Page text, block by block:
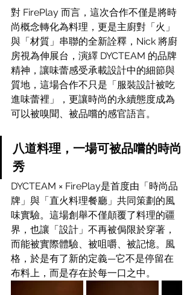
對 FirePlay 而言，這次合作不僅是將時
尚概念轉化為料理，更是主廚對「火」
與「材質」串聯的全新詮釋，Nick 將廚
房視為伸展台，演繹 DYCTEAM 的品牌
精神，讓味蕾感受承載設計中的細節與
質地，這場合作不只是「服裝設計被吃
進味蕾裡」，更讓時尚的永續態度成為
可以被嗅聞、被品嚐的感官語言。
八道料理，一場可被品嚐的時尚
秀
DYCTEAM × FirePlay是首度由「時尚品
牌」與「直火料理餐廳」共同策劃的風
味實驗。這場創舉不僅顛覆了料理的疆
界，也讓「設計」不再被侷限於穿著，
而能被實際體驗、被咀嚼、被記憶。風
格，於是有了新的定義—它不是停留在
布料上，而是存在於每一口之中。